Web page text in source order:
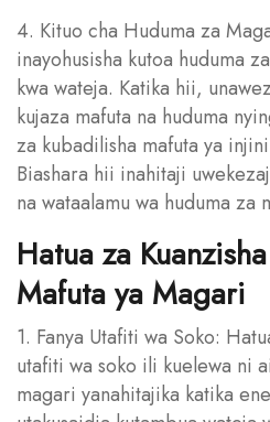
4. Kituo cha Huduma za
inayohusisha kutoa huduma
kwa wateja. Katika hii,
kujaza mafuta na huduma
za kubadilisha mafuta ya
Biashara hii inahitaji
na wataalamu wa huduma za
Hatua za
Mafuta ya Magari
1. Fanya Utafiti wa Soko:
utafiti wa soko ili kuelewa ni
magari yanahitajika katika